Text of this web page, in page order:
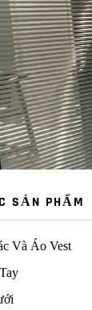
SẢN PHẨM
Và Áo Vest